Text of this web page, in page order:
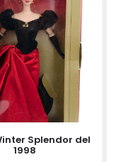
Splendor del
1998